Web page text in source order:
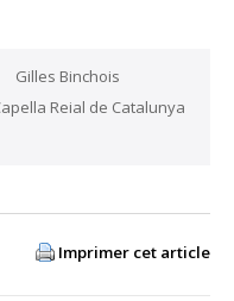
Gilles Binchois
Reial de Catalunya
Imprimer cet article